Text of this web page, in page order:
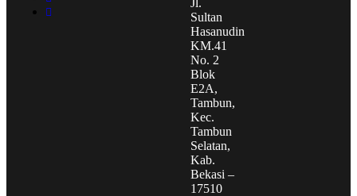
Sultan
Hasanudin
KM.41
No. 2
Blok
E2A,
Tambun,
Kec.
Tambun
Selatan,
Kab.
Bekasi –
17510